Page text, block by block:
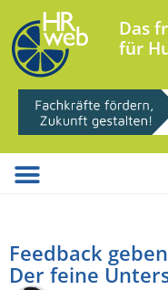
Das
für
Feedback
Der feine